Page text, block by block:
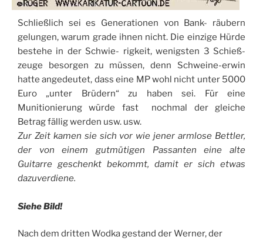
Schließlich sei es Generationen von Bank- räubern
gelungen, warum grade ihnen nicht. Die einzige Hürde
bestehe in der Schwie- rigkeit, wenigsten 3 Schieß-
zeuge besorgen zu müssen, denn Schweine-erwin
hatte angedeutet, dass eine MP wohl nicht unter 5000
Euro „unter Brüdern“ zu haben sei. Für eine
Munitionierung würde fast nochmal der gleiche
Betrag fällig werden usw. usw.
Zur Zeit kamen sie sich vor wie jener armlose Bettler,
der von einem gutmütigen Passanten eine alte
Guitarre geschenkt bekommt, damit er sich etwas
dazuverdiene.
Siehe Bild!
Nach dem dritten Wodka gestand der Werner, der